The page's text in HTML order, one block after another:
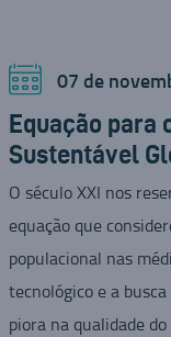
07 de
Equação para
Sustentável
O século XXI nos
equação que
populacional nas
tecnológico e a
piora na qualidade